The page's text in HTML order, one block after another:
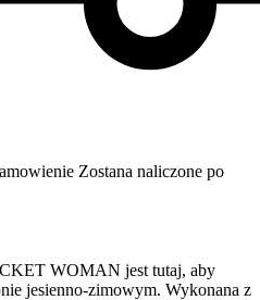
Zostana naliczone po
WOMAN jest tutaj, aby
jesienno-zimowym. Wykonana z